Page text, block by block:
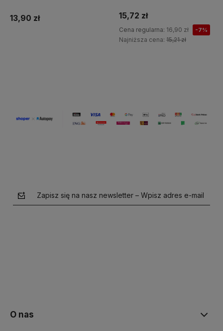
13,90 zł 15,72 zł
Cena regularna: 16,90 zł -7%
Najniższa cena: 15,21 zł
Zapisz się na nasz newsletter – Wpisz adres e-mail
O nas